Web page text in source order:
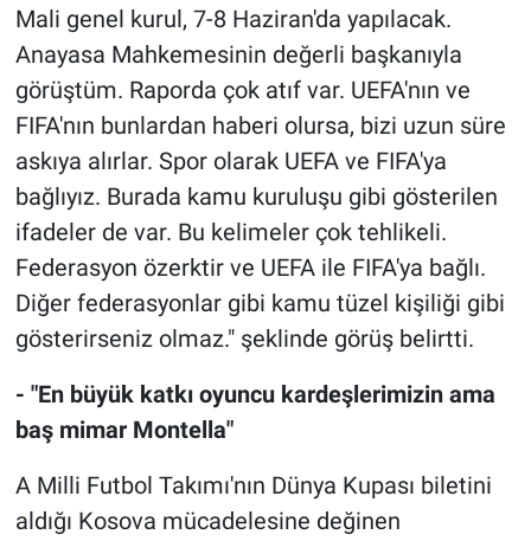
Mali genel kurul, 7-8 Haziran'da yapılacak.
Anayasa Mahkemesinin değerli başkanıyla
görüştüm. Raporda çok atıf var. UEFA'nın ve
FIFA'nın bunlardan haberi olursa, bizi uzun süre
askıya alırlar. Spor olarak UEFA ve FIFA'ya
bağlıyız. Burada kamu kuruluşu gibi gösterilen
ifadeler de var. Bu kelimeler çok tehlikeli.
Federasyon özerktir ve UEFA ile FIFA'ya bağlı.
Diğer federasyonlar gibi kamu tüzel kişiliği gibi
gösterirseniz olmaz." şeklinde görüş belirtti.
- "En büyük katkı oyuncu kardeşlerimizin ama
baş mimar Montella"
A Milli Futbol Takımı'nın Dünya Kupası biletini
aldığı Kosova mücadelesine değinen